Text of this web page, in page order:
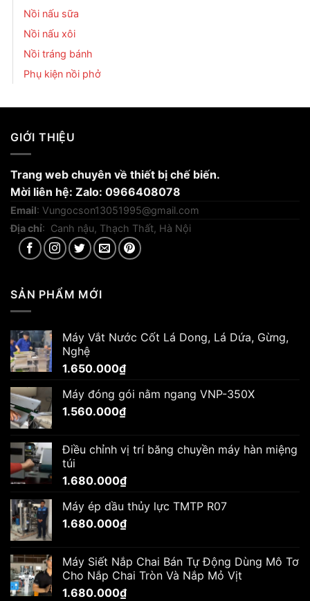
Nồi nấu sữa
Nồi nấu xôi
Nồi tráng bánh
Phụ kiện nồi phở
GIỚI THIỆU
Trang web chuyên về thiết bị chế biến.
Mời liên hệ: Zalo: 0966408078
Email: Vungocson13051995@gmail.com
Địa chỉ: Canh nậu, Thạch Thất, Hà Nội
SẢN PHẨM MỚI
Máy Vắt Nước Cốt Lá Dong, Lá Dứa, Gừng,
Nghệ
1.650.000₫
Máy đóng gói nằm ngang VNP-350X
1.560.000₫
Điều chỉnh vị trí băng chuyền máy hàn miệng
túi
1.680.000₫
Máy ép dầu thủy lực TMTP R07
1.680.000₫
Máy Siết Nắp Chai Bán Tự Động Dùng Mô Tơ
Cho Nắp Chai Tròn Và Nắp Mỏ Vịt
1.680.000₫